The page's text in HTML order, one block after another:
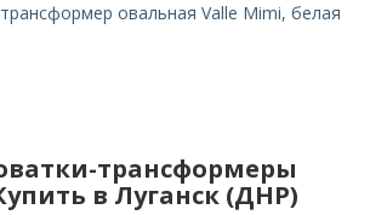
овальная Valle Mimi, белая
трансформеры
в Луганск (ДНР)